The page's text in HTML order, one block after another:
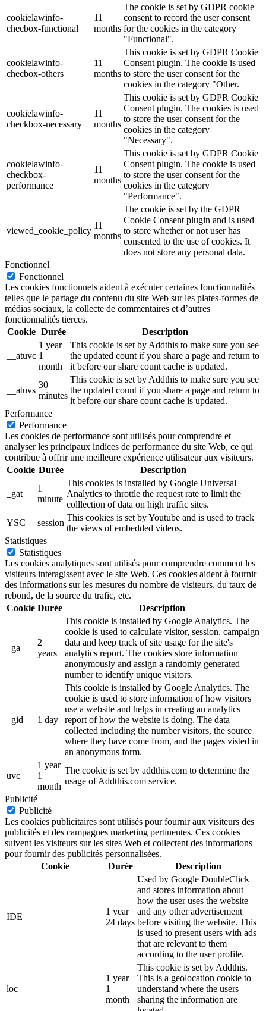
cookielawinfo-
checbox-functional
11
months
The cookie is set by GDPR cookie
consent to record the user consent
for the cookies in the category
"Functional".
cookielawinfo-
checbox-others
11
months
This cookie is set by GDPR Cookie
Consent plugin. The cookie is used
to store the user consent for the
cookies in the category "Other.
cookielawinfo-
checkbox-necessary
11
months
This cookie is set by GDPR Cookie
Consent plugin. The cookies is used
to store the user consent for the
cookies in the category
"Necessary".
cookielawinfo-
checkbox-
performance
11
months
This cookie is set by GDPR Cookie
Consent plugin. The cookie is used
to store the user consent for the
cookies in the category
"Performance".
viewed_cookie_policy
11
months
The cookie is set by the GDPR
Cookie Consent plugin and is used
to store whether or not user has
consented to the use of cookies. It
does not store any personal data.
Fonctionnel
Fonctionnel
Les cookies fonctionnels aident à exécuter certaines fonctionnalités
telles que le partage du contenu du site Web sur les plates-formes de
médias sociaux, la collecte de commentaires et d’autres
fonctionnalités tierces.
Cookie Durée Description
__atuvc
1 year
1
month
This cookie is set by Addthis to make sure you see
the updated count if you share a page and return to
it before our share count cache is updated.
__atuvs
30
minutes
This cookie is set by Addthis to make sure you see
the updated count if you share a page and return to
it before our share count cache is updated.
Performance
Performance
Les cookies de performance sont utilisés pour comprendre et
analyser les principaux indices de performance du site Web, ce qui
contribue à offrir une meilleure expérience utilisateur aux visiteurs.
Cookie Durée Description
_gat
1
minute
This cookies is installed by Google Universal
Analytics to throttle the request rate to limit the
colllection of data on high traffic sites.
YSC
session
This cookies is set by Youtube and is used to track
the views of embedded videos.
Statistiques
Statistiques
Les cookies analytiques sont utilisés pour comprendre comment les
visiteurs interagissent avec le site Web. Ces cookies aident à fournir
des informations sur les mesures du nombre de visiteurs, du taux de
rebond, de la source du trafic, etc.
Cookie Durée Description
_ga
2
years
This cookie is installed by Google Analytics. The
cookie is used to calculate visitor, session, campaign
data and keep track of site usage for the site's
analytics report. The cookies store information
anonymously and assign a randomly generated
number to identify unique visitors.
_gid 1 day
This cookie is installed by Google Analytics. The
cookie is used to store information of how visitors
use a website and helps in creating an analytics
report of how the website is doing. The data
collected including the number visitors, the source
where they have come from, and the pages visted in
an anonymous form.
uvc
1 year
1
month
The cookie is set by addthis.com to determine the
usage of Addthis.com service.
Publicité
Publicité
Les cookies publicitaires sont utilisés pour fournir aux visiteurs des
publicités et des campagnes marketing pertinentes. Ces cookies
suivent les visiteurs sur les sites Web et collectent des informations
pour fournir des publicités personnalisées.
Cookie
Durée Description
IDE
1 year
24 days
Used by Google DoubleClick
and stores information about
how the user uses the website
and any other advertisement
before visiting the website. This
is used to present users with ads
that are relevant to them
according to the user profile.
loc
1 year
1
month
This cookie is set by Addthis.
This is a geolocation cookie to
understand where the users
sharing the information are